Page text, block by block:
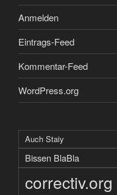
Anmelden
Eintrags-Feed
Kommentar-Feed
WordPress.org
Auch Staiy
Bissen BlaBla
correctiv.org